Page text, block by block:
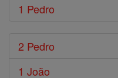
1 Pedro
2 Pedro
1 João